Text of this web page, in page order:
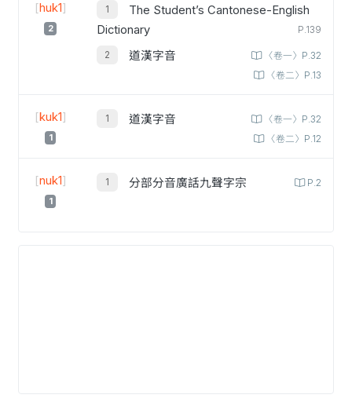
[huk1]
2
The Student’s Cantonese-English
Dictionary
P.139
道漢字音
〈卷一〉P.32
〈卷二〉P.13
[kuk1]
1
道漢字音
〈卷一〉P.32
〈卷二〉P.12
[nuk1]
1
分部分音廣話九聲字宗 P.2